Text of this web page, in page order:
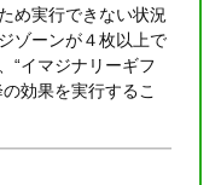
め実行できない状況
ゾーンが４枚以上で
“イマジナリーギフ
効果を実行するこ